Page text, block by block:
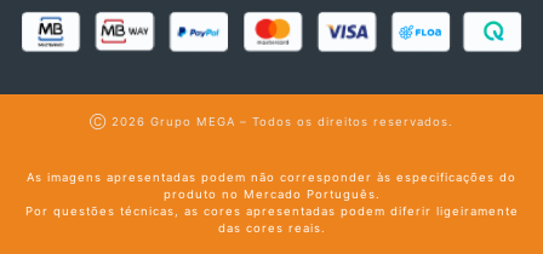
Ⓒ 2026 Grupo MEGA – Todos os direitos reservados.
As imagens apresentadas podem não corresponder às especificações do
produto no Mercado Português.
Por questões técnicas, as cores apresentadas podem diferir ligeiramente
das cores reais.